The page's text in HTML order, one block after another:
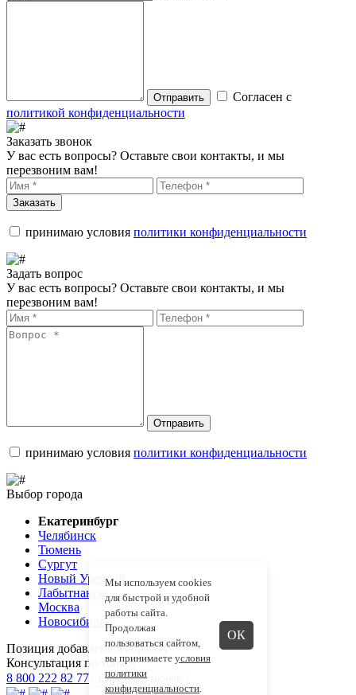
Отправить
Согласен с
политикой конфиденциальности
Заказать звонок
У вас есть вопросы? Оставьте свои контакты, и мы
перезвоним вам!
Заказать
принимаю условия политики конфиденциальности
Задать вопрос
У вас есть вопросы? Оставьте свои контакты, и мы
перезвоним вам!
Отправить
принимаю условия политики конфиденциальности
Выбор города
Екатеринбург
Челябинск
Тюмень
Сургут
Новый Уренгой
Лабытнанги
Москва
Новосибирск
Позиция добавлена в корзину
Консультация по товару
8 800 222 82 77
Обратный звонок
Мы используем cookies
для быстрой и удобной
работы сайта.
Продолжая
пользоваться сайтом,
вы принимаете условия
политики
конфиденциальности.
ОК